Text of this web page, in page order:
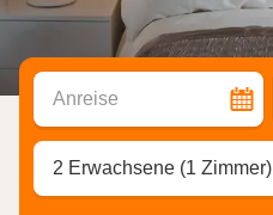
Anreise
2 Erwachsene (1 Zimmer)